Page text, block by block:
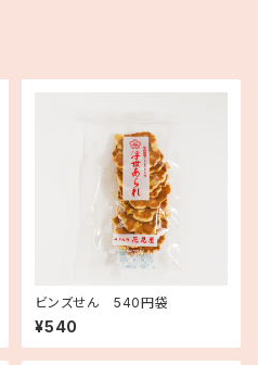
ビンズせん 540円袋
¥540